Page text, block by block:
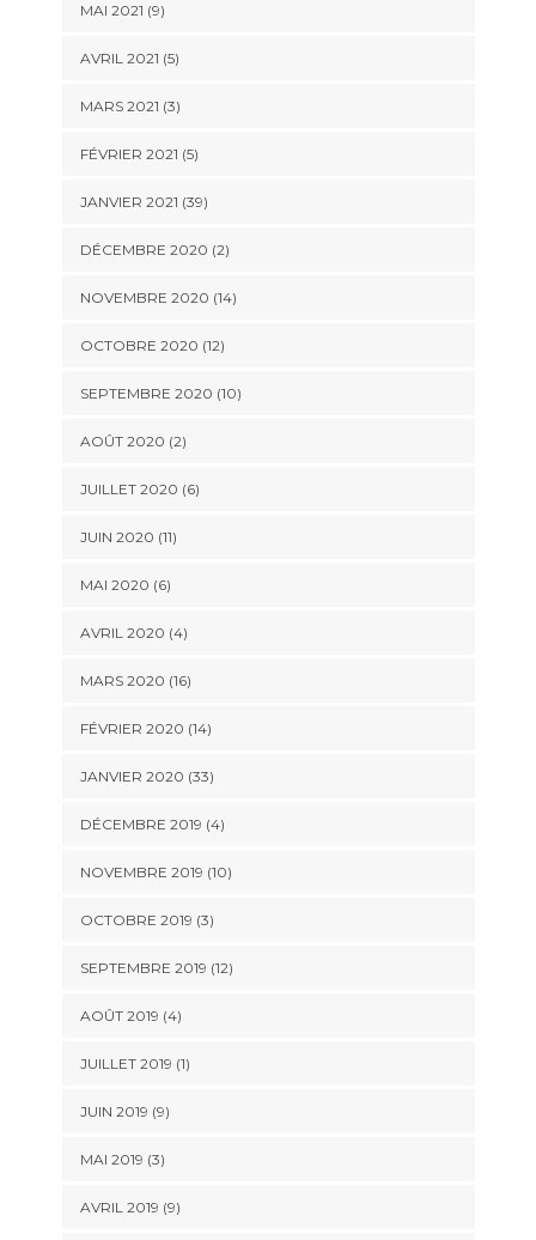
MAI 2021 (9)
AVRIL 2021 (5)
MARS 2021 (3)
FÉVRIER 2021 (5)
JANVIER 2021 (39)
DÉCEMBRE 2020 (2)
NOVEMBRE 2020 (14)
OCTOBRE 2020 (12)
SEPTEMBRE 2020 (10)
AOÛT 2020 (2)
JUILLET 2020 (6)
JUIN 2020 (11)
MAI 2020 (6)
AVRIL 2020 (4)
MARS 2020 (16)
FÉVRIER 2020 (14)
JANVIER 2020 (33)
DÉCEMBRE 2019 (4)
NOVEMBRE 2019 (10)
OCTOBRE 2019 (3)
SEPTEMBRE 2019 (12)
AOÛT 2019 (4)
JUILLET 2019 (1)
JUIN 2019 (9)
MAI 2019 (3)
AVRIL 2019 (9)